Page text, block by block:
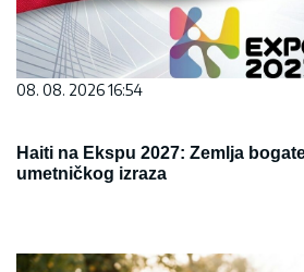
08. 08. 2026 16:54
Haiti na Ekspu 2027: Zemlja
umetničkog izraza